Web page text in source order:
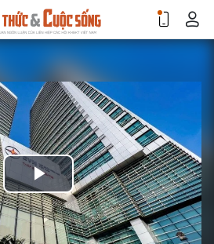
Play
Video